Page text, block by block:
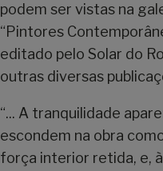
podem ser vistas na
“Pintores
editado pelo Solar do
outras diversas
“... A tranquilidade
escondem na obra
força interior retida, e,